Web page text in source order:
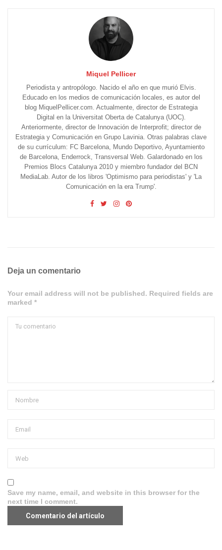
Miquel Pellicer
Periodista y antropólogo. Nacido el año en que murió Elvis.
Educado en los medios de comunicación locales, es autor del
blog MiquelPellicer.com. Actualmente, director de Estrategia
Digital en la Universitat Oberta de Catalunya (UOC).
Anteriormente, director de Innovación de Interprofit; director de
Estrategia y Comunicación en Grupo Lavinia. Otras palabras clave
de su currículum: FC Barcelona, Mundo Deportivo, Ayuntamiento
de Barcelona, Enderrock, Transversal Web. Galardonado en los
Premios Blocs Catalunya 2010 y miembro fundador del BCN
MediaLab. Autor de los libros 'Optimismo para periodistas' y 'La
Comunicación en la era Trump'.
Deja un comentario
Your email address will not be published. Required fields are
marked *
Save my name, email, and website in this browser for the
next time I comment.